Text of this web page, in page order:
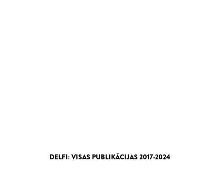
DELFI: VISAS PUBLIKĀCIJAS 2017-2024